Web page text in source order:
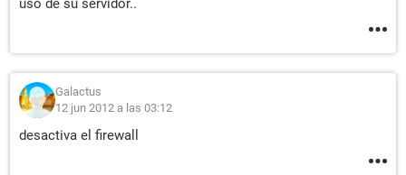
uso de su servidor..
Galactus
12 jun 2012 a las 03:12
desactiva el firewall